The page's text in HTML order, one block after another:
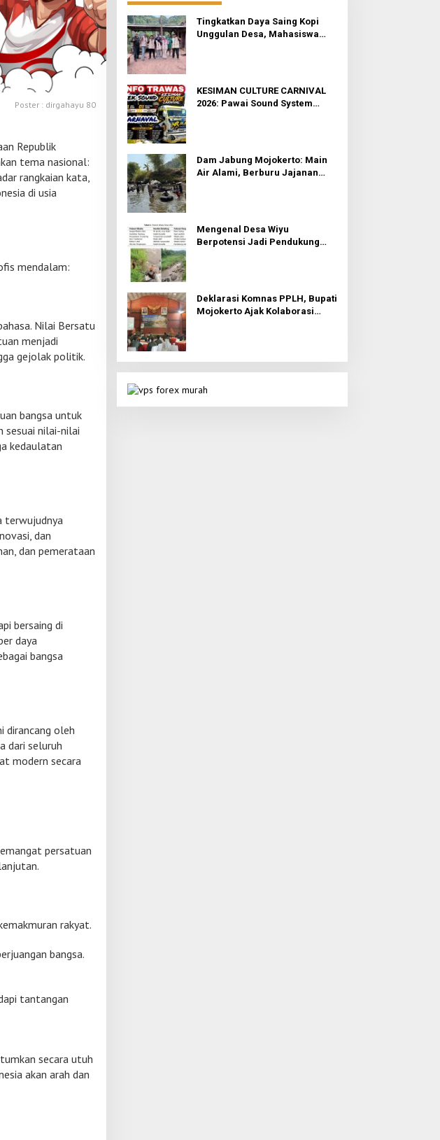
Poster : dirgahayu 80
Republik
tema nasional:
rangkaian kata,
di usia
mendalam:
Nilai Bersatu
menjadi
gejolak politik.
bangsa untuk
sesuai nilai-nilai
kedaulatan
terwujudnya
dan
dan pemerataan
bersaing di
daya
bangsa
dirancang oleh
dari seluruh
modern secara
persatuan
rakyat.
bangsa.
tantangan
secara utuh
akan arah dan
Tingkatkan Daya Saing Kopi
Unggulan Desa, Mahasiswa
KESIMAN CULTURE CARNIVAL
2026: Pawai Sound System
Dam Jabung Mojokerto: Main
Air Alami, Berburu Jajanan
Mengenal Desa Wiyu
Berpotensi Jadi Pendukung
Deklarasi Komnas PPLH, Bupati
Mojokerto Ajak Kolaborasi